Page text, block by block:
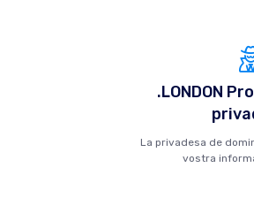
.LONDON
La privadesa de
vostra